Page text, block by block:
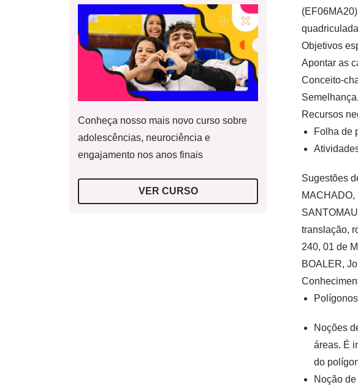
Conheça nosso mais novo curso sobre
adolescências, neurociência e
engajamento nos anos finais
VER CURSO
Objetivos
Apontar as
Conceito-
Semelhança.
Recursos
Folha de
Sugestões
MACHADO,
translação,
240, 01 de
BOALER,
Noções
áreas. É
do
Noção